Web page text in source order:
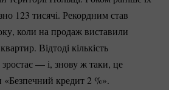
123 тисячі. Рекордним став
коли на продаж виставили
Відтоді кількість
— і, знову ж таки, це
«Безпечний кредит2 %».